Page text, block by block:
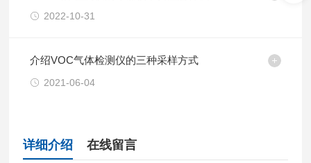
2022-10-31
介绍VOC气体检测仪的三种采样方式
2021-06-04
详细介绍 在线留言